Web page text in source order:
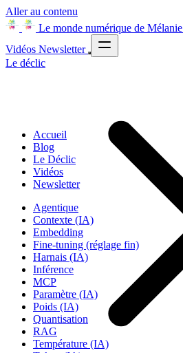
Aller au contenu
Le monde numérique de Mélanie
Vidéos Newsletter
Accueil
Blog
Le Déclic
Vidéos
Newsletter
Agentique
Contexte (IA)
Embedding
Fine-tuning (réglage fin)
Harnais (IA)
Inférence
MCP
Paramètre (IA)
Poids (IA)
Quantisation
RAG
Température (IA)
Le déclic